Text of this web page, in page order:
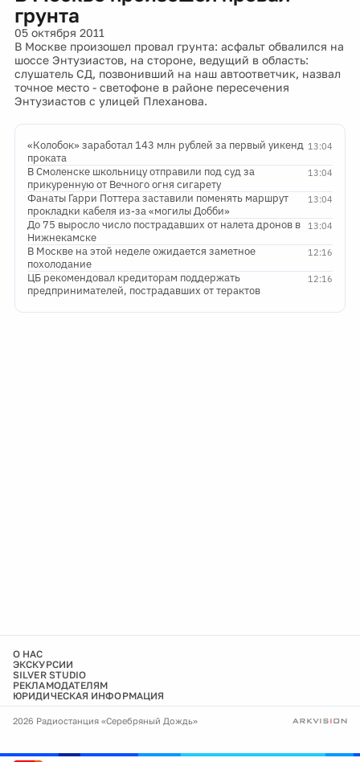
грунта
05 октября 2011
В Москве произошел провал грунта: асфальт обвалился на
шоссе Энтузиастов, на стороне, ведущий в область:
слушатель СД, позвонивший на наш автоответчик, назвал
точное место - светофоне в районе пересечения
Энтузиастов с улицей Плеханова.
13:04
«Колобок» заработал 143 млн рублей за первый уикенд
проката
13:04
В Смоленске школьницу отправили под суд за
прикуренную от Вечного огня сигарету
13:04
Фанаты Гарри Поттера заставили поменять маршрут
прокладки кабеля из-за «могилы Добби»
13:04
До 75 выросло число пострадавших от налета дронов в
Нижнекамске
12:16
В Москве на этой неделе ожидается заметное
похолодание
12:16
ЦБ рекомендовал кредиторам поддержать
предпринимателей, пострадавших от терактов
О НАС
ЭКСКУРСИИ
SILVER STUDIO
РЕКЛАМОДАТЕЛЯМ
ЮРИДИЧЕСКАЯ ИНФОРМАЦИЯ
2026 Радиостанция «Серебряный Дождь»